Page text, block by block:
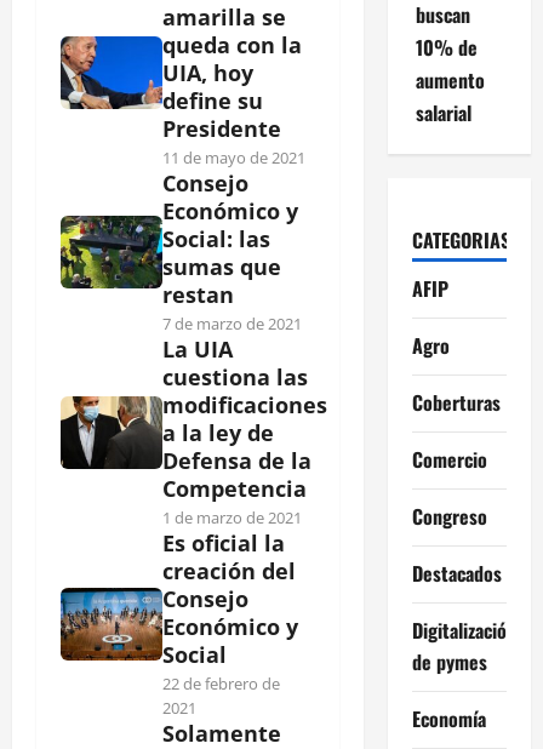
amarilla se
queda con la
UIA, hoy
define su
Presidente
11 de mayo de 2021
Consejo
Económico y
Social: las
sumas que
restan
7 de marzo de 2021
La UIA
cuestiona las
modificaciones
a la ley de
Defensa de la
Competencia
1 de marzo de 2021
Es oficial la
creación del
Consejo
Económico y
Social
22 de febrero de
2021
Solamente
buscan
10% de
aumento
salarial
CATEGORIAS
AFIP
Agro
Coberturas
Comercio
Congreso
Destacados
Digitalización
de pymes
Economía